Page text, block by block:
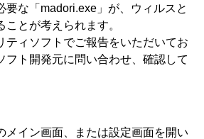
要な「madori.exe」が、ウィルスと
とが考えられます。
ティソフトでご報告をいただいてお
フト開発元に問い合わせ、確認して
メイン画面、または設定画面を開い